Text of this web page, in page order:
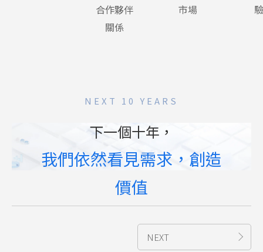
合作夥伴
關係
市場
NEXT 10 YEARS
下一個十年，
我們依然看見需求，創造
價值
NEXT